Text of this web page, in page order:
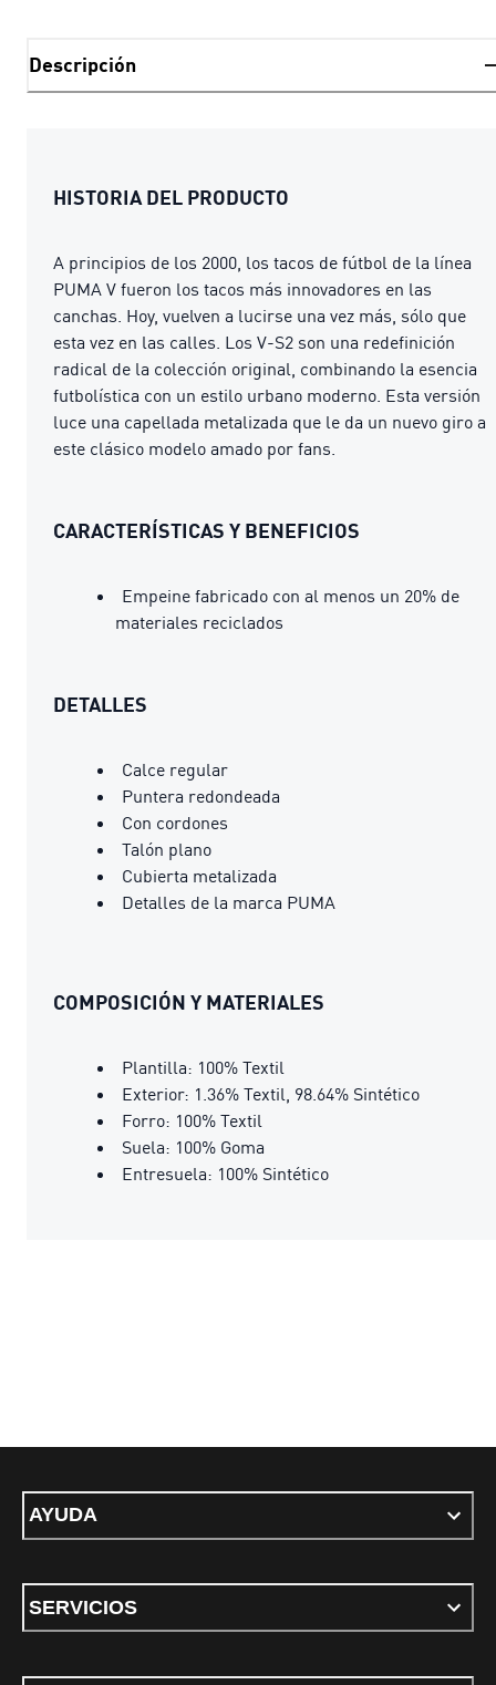
Descripción
HISTORIA DEL PRODUCTO
A principios de los 2000, los tacos de fútbol de la línea
PUMA V fueron los tacos más innovadores en las
canchas. Hoy, vuelven a lucirse una vez más, sólo que
esta vez en las calles. Los V-S2 son una redefinición
radical de la colección original, combinando la esencia
futbolística con un estilo urbano moderno. Esta versión
luce una capellada metalizada que le da un nuevo giro a
este clásico modelo amado por fans.
CARACTERÍSTICAS Y BENEFICIOS
Empeine fabricado con al menos un 20% de
materiales reciclados
DETALLES
Calce regular
Puntera redondeada
Con cordones
Talón plano
Cubierta metalizada
Detalles de la marca PUMA
COMPOSICIÓN Y MATERIALES
Plantilla: 100% Textil
Exterior: 1.36% Textil, 98.64% Sintético
Forro: 100% Textil
Suela: 100% Goma
Entresuela: 100% Sintético
AYUDA
SERVICIOS